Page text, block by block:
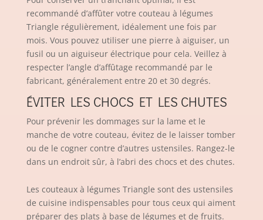
recommandé d’affûter votre couteau à légumes
Triangle régulièrement, idéalement une fois par
mois. Vous pouvez utiliser une pierre à aiguiser, un
fusil ou un aiguiseur électrique pour cela. Veillez à
respecter l’angle d’affûtage recommandé par le
fabricant, généralement entre 20 et 30 degrés.
ÉVITER LES CHOCS ET LES CHUTES
Pour prévenir les dommages sur la lame et le
manche de votre couteau, évitez de le laisser tomber
ou de le cogner contre d’autres ustensiles. Rangez-le
dans un endroit sûr, à l’abri des chocs et des chutes.
Les couteaux à légumes Triangle sont des ustensiles
de cuisine indispensables pour tous ceux qui aiment
préparer des plats à base de légumes et de fruits.